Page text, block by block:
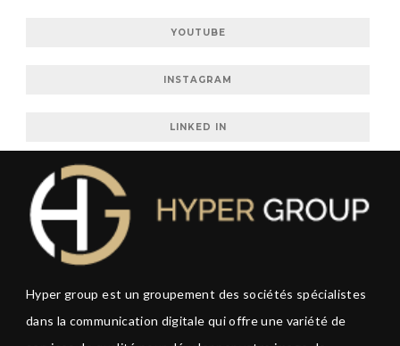
YOUTUBE
INSTAGRAM
LINKED IN
Hyper group est un groupement des sociétés spécialistes
dans la communication digitale qui offre une variété de